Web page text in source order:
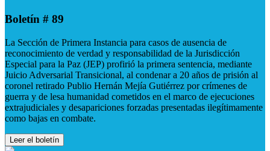
Boletín # 89
La Sección de Primera Instancia para casos de ausencia de
reconocimiento de verdad y responsabilidad de la Jurisdicción
Especial para la Paz (JEP) profirió la primera sentencia, mediante
Juicio Adversarial Transicional, al condenar a 20 años de prisión al
coronel retirado Publio Hernán Mejía Gutiérrez por crímenes de
guerra y de lesa humanidad cometidos en el marco de ejecuciones
extrajudiciales y desapariciones forzadas presentadas ilegítimamente
como bajas en combate.
Leer el boletín